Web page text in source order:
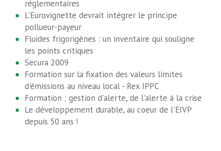
réglementaires
L'Eurovignette devrait intégrer le principe
pollueur-payeur
Fluides frigorigènes : un inventaire qui souligne
les points critiques
Secura 2009
Formation sur la fixation des valeurs limites
d'émissions au niveau local - Rex IPPC
Formation : gestion d'alerte, de l'alerte à la crise
Le développement durable, au coeur de l'EIVP
depuis 50 ans !